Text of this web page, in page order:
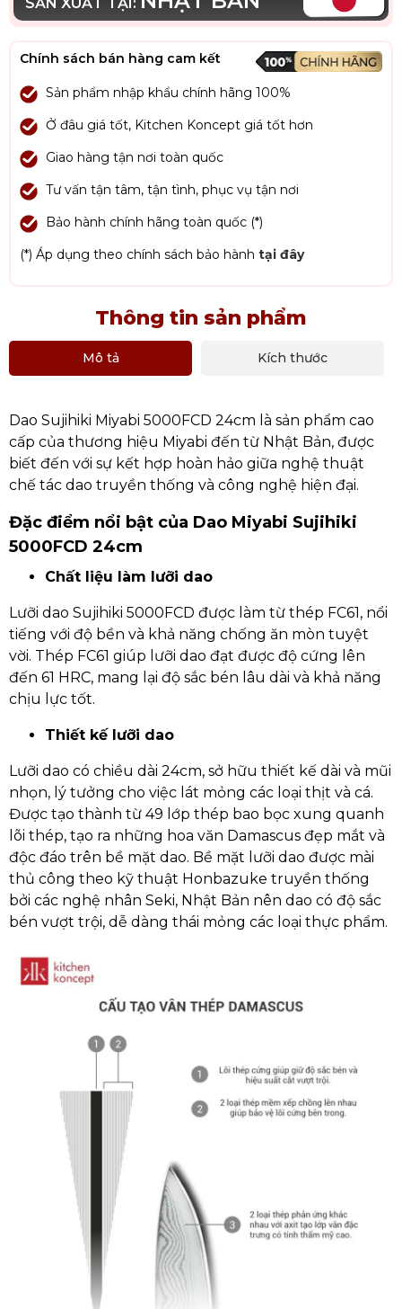
Chính sách bán hàng cam kết
Sản phẩm nhập khẩu chính hãng 100%
Ở đâu giá tốt, Kitchen Koncept giá tốt hơn
Giao hàng tận nơi toàn quốc
Tư vấn tận tâm, tận tình, phục vụ tận nơi
Bảo hành chính hãng toàn quốc (*)
(*) Áp dụng theo chính sách bảo hành tại đây
Thông tin sản phẩm
Mô tả Kích thước
Dao Sujihiki Miyabi 5000FCD 24cm là sản phẩm cao
cấp của thương hiệu Miyabi đến từ Nhật Bản, được
biết đến với sự kết hợp hoàn hảo giữa nghệ thuật
chế tác dao truyền thống và công nghệ hiện đại.
Đặc điểm nổi bật của Dao Miyabi Sujihiki
5000FCD 24cm
Chất liệu làm lưỡi dao
Lưỡi dao Sujihiki 5000FCD được làm từ thép FC61, nổi
tiếng với độ bền và khả năng chống ăn mòn tuyệt
vời. Thép FC61 giúp lưỡi dao đạt được độ cứng lên
đến 61 HRC, mang lại độ sắc bén lâu dài và khả năng
chịu lực tốt.
Thiết kế lưỡi dao
Lưỡi dao có chiều dài 24cm, sở hữu thiết kế dài và mũi
nhọn, lý tưởng cho việc lát mỏng các loại thịt và cá.
Được tạo thành từ 49 lớp thép bao bọc xung quanh
lõi thép, tạo ra những hoa văn Damascus đẹp mắt và
độc đáo trên bề mặt dao. Bề mặt lưỡi dao được mài
thủ công theo kỹ thuật Honbazuke truyền thống
bởi các nghệ nhân Seki, Nhật Bản nên dao có độ sắc
bén vượt trội, dễ dàng thái mỏng các loại thực phẩm.